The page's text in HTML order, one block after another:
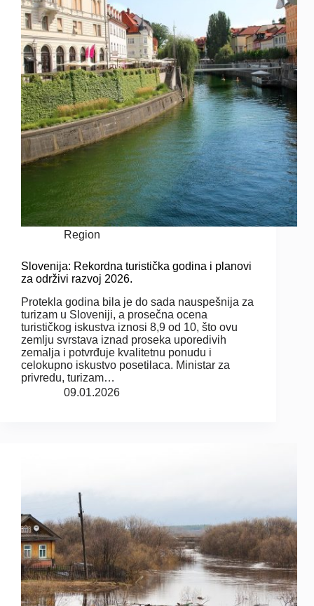
Region
Slovenija: Rekordna turistička godina i planovi
za održivi razvoj 2026.
Protekla godina bila je do sada nauspešnija za
turizam u Sloveniji, a prosečna ocena
turističkog iskustva iznosi 8,9 od 10, što ovu
zemlju svrstava iznad proseka uporedivih
zemalja i potvrđuje kvalitetnu ponudu i
celokupno iskustvo posetilaca. Ministar za
privredu, turizam…
09.01.2026